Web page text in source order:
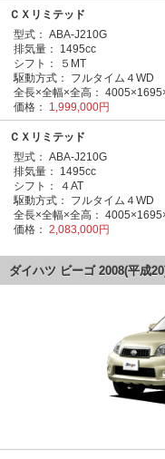
ＣＸリミテッド
型式： ABA-J210G
排気量：
1495cc
シフト：
５MT
駆動方式：
フルタイム４WD
全長×全幅×全高：
価格：
1,999,000円
ＣＸリミテッド
型式： ABA-J210G
排気量：
1495cc
シフト：
４AT
駆動方式：
フルタイム４WD
全長×全幅×全高：
価格： 2,083,000円
ダイハツ ビーゴ 2008(平成